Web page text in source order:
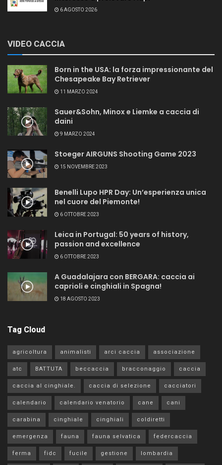
6 AGOSTO 2026
VIDEO CACCIA
Born in the USA: la forza impressionante del
Chesapeake Bay Retriever
11 MARZO 2024
Sauer&Sohn, Minox e Liemke a caccia di
daini
9 MARZO 2024
Stoeger AIRGUNS Shooting Game 2023
15 NOVEMBRE 2023
Benelli Lupo HPR Day: Un’esperienza unica
nel cuore del Piemonte!
6 OTTOBRE 2023
Leica in Portugal: 50 years of history,
passion and excellence
6 OTTOBRE 2023
A Guadalajara con BERGARA: caccia ai
caprioli e cinghiali in Spagna!
18 AGOSTO 2023
Tag Cloud
agricoltura animalisti arci caccia
associazione
atc
BATTUTA beccaccia bracconaggio
caccia
caccia al cinghiale.
caccia di selezione
cacciatori
calendario
calendario venatorio cane
cani
carabina
cinghiale cinghiali
coldiretti
emergenza
fauna fauna selvatica
federcaccia
ferma
fidc fucile gestione lombardia